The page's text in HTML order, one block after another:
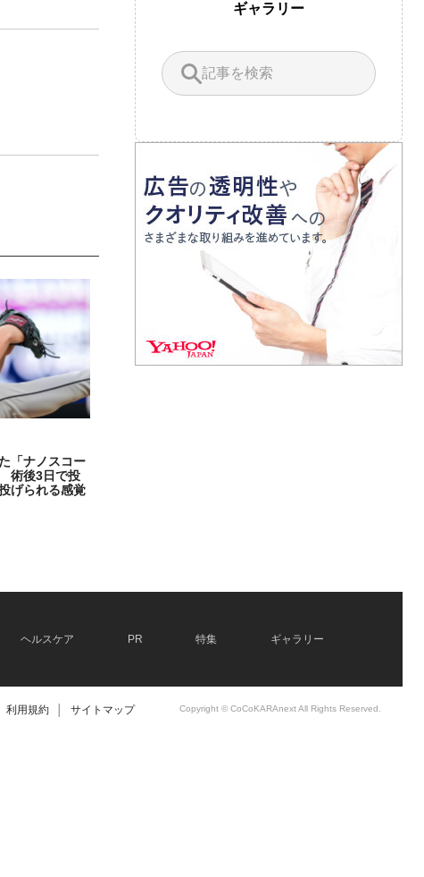
「ナノスコー
術後3日で投
げられる感覚
ギャラリー
ヘルスケア PR 特集 ギャラリー
利用規約 サイトマップ Copyright © CoCoKARAnext All Rights Reserved.